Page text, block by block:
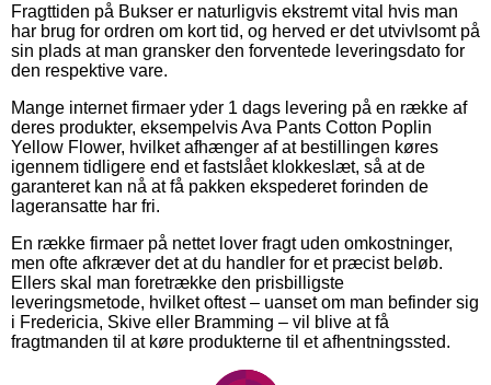
Fragttiden på Bukser er naturligvis ekstremt vital hvis man
har brug for ordren om kort tid, og herved er det utvivlsomt på
sin plads at man gransker den forventede leveringsdato for
den respektive vare.
Mange internet firmaer yder 1 dags levering på en række af
deres produkter, eksempelvis Ava Pants Cotton Poplin
Yellow Flower, hvilket afhænger af at bestillingen køres
igennem tidligere end et fastslået klokkeslæt, så at de
garanteret kan nå at få pakken ekspederet forinden de
lageransatte har fri.
En række firmaer på nettet lover fragt uden omkostninger,
men ofte afkræver det at du handler for et præcist beløb.
Ellers skal man foretrække den prisbilligste
leveringsmetode, hvilket oftest – uanset om man befinder sig
i Fredericia, Skive eller Bramming – vil blive at få
fragtmanden til at køre produkterne til et afhentningssted.